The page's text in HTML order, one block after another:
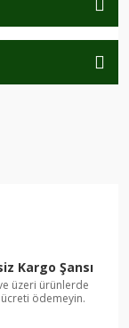
Kargo Şansı
üzeri ürünlerde
ödemeyin.